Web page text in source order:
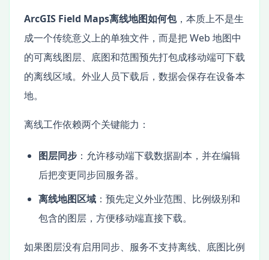
ArcGIS Field Maps离线地图如何包，本质上不是生
成一个传统意义上的单独文件，而是把 Web 地图中
的可离线图层、底图和范围预先打包成移动端可下载
的离线区域。外业人员下载后，数据会保存在设备本
地。
离线工作依赖两个关键能力：
图层同步 ：允许移动端下载数据副本，并在编辑
后把变更同步回服务器。
离线地图区域 ：预先定义外业范围、比例级别和
包含的图层，方便移动端直接下载。
如果图层没有启用同步、服务不支持离线、底图比例